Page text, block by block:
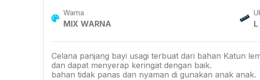
Warna
MIX WARNA L
Celana panjang bayi usagi terbuat dari bahan Katun
dan dapat menyerap keringat dengan baik.
bahan tidak panas dan nyaman di gunakan anak anak.